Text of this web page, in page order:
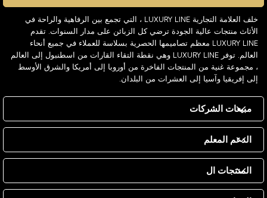
خلف العلامة التجارية LUXURY LINE ، التي تجمع بين الرفاهية والراحة في
الأثاث منتجات عالية الجودة ترضي كل الزبائن على مدار السنوات. تقدم
LUXURY LINE معظم تصاميمها الحصرية بسلاسة للعملاء في جميع أنحاء
العالم. توفر LUXURY LINE وهي نقطة التقاء القارات من اسطنبول إلى العالم
، مجموعة غنية من المنتجات الفاخرة من أوروبا إلى أمريكا والشرق الأوسط
إلى إفريقيا وآسيا إلى العشرات من البلدان.
مبيعات الشركات
الدعم المعلم
المنتجات ال